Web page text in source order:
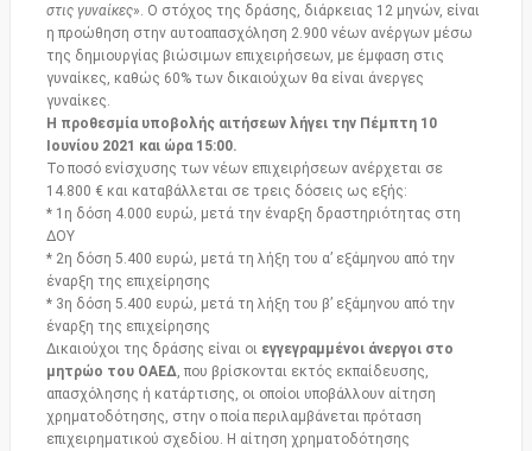
στις γυναίκες». Ο στόχος της δράσης, διάρκειας 12 μηνών, είναι
η προώθηση στην αυτοαπασχόληση 2.900 νέων ανέργων μέσω
της δημιουργίας βιώσιμων επιχειρήσεων, με έμφαση στις
γυναίκες, καθώς 60% των δικαιούχων θα είναι άνεργες
γυναίκες.
Η προθεσμία υποβολής αιτήσεων λήγει την Πέμπτη 10
Ιουνίου 2021 και ώρα 15:00.
Το ποσό ενίσχυσης των νέων επιχειρήσεων ανέρχεται σε
14.800 € και καταβάλλεται σε τρεις δόσεις ως εξής:
* 1η δόση 4.000 ευρώ, μετά την έναρξη δραστηριότητας στη
ΔΟΥ
* 2η δόση 5.400 ευρώ, μετά τη λήξη του α’ εξάμηνου από την
έναρξη της επιχείρησης
* 3η δόση 5.400 ευρώ, μετά τη λήξη του β’ εξάμηνου από την
έναρξη της επιχείρησης
Δικαιούχοι της δράσης είναι οι εγγεγραμμένοι άνεργοι στο
μητρώο του ΟΑΕΔ , που βρίσκονται εκτός εκπαίδευσης,
απασχόλησης ή κατάρτισης, οι οποίοι υποβάλλουν αίτηση
χρηματοδότησης, στην ο ποία περιλαμβάνεται πρόταση
επιχειρηματικού σχεδίου. Η αίτηση χρηματοδότησης